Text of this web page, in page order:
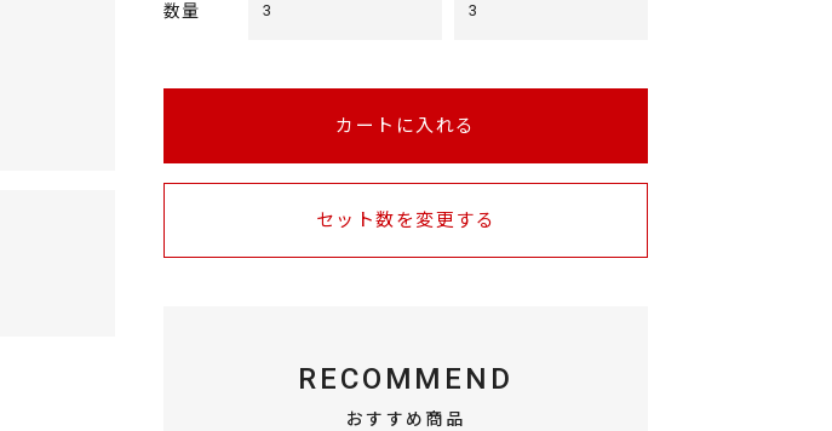
数量 3 3
カートに入れる
セット数を変更する
RECOMMEND
おすすめ商品